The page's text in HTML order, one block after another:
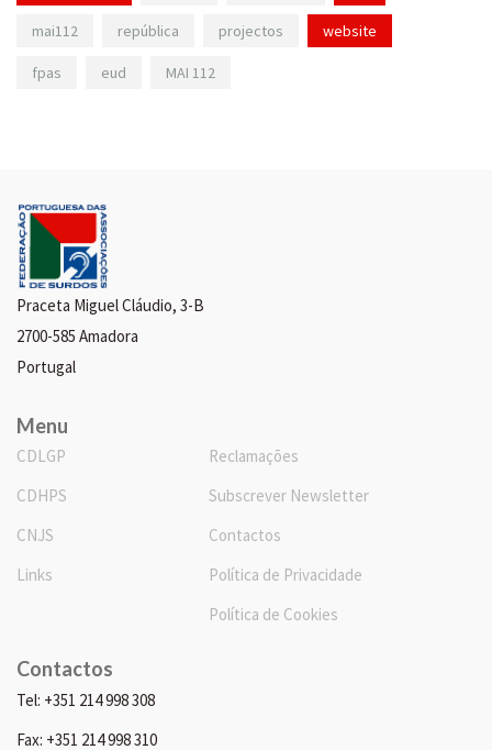
mai112 república projectos website
fpas eud MAI 112
Praceta Miguel Cláudio, 3-B
2700-585 Amadora
Portugal
Menu
CDLGP
CDHPS
CNJS
Links
Reclamações
Subscrever Newsletter
Contactos
Política de Privacidade
Política de Cookies
Contactos
Tel: +351 214 998 308
Fax: +351 214 998 310